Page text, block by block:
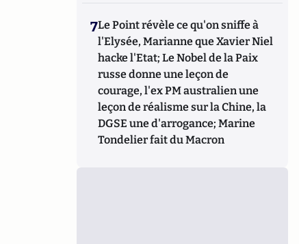
7Le Point révèle ce qu'on sniffe à
l'Elysée, Marianne que Xavier Niel
hacke l'Etat; Le Nobel de la Paix
russe donne une leçon de
courage, l'ex PM australien une
leçon de réalisme sur la Chine, la
DGSE une d'arrogance; Marine
Tondelier fait du Macron